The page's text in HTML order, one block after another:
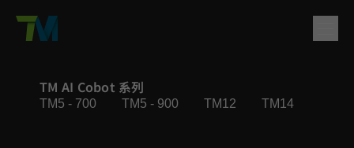
TM AI Cobot 系列
TM5 - 700 TM5 - 900 TM12 TM14